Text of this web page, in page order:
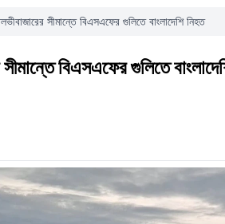
সীমান্তে বিএসএফের গুলিতে বাংলাদেশি নিহত
বিএসএফের গুলিতে